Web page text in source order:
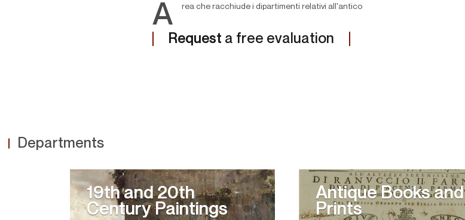
A rea che racchiude i dipartimenti relativi all'antico
Request a free evaluation
Departments
19th and 20th
Century Paintings
Antique Books and
Prints